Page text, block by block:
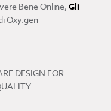
Bene Online, Gli
Oxy.gen
DESIGN FOR